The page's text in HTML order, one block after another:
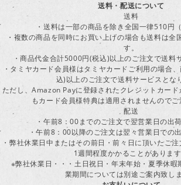
送料・配送について
送料
・送料は一部の商品を除き全国一律510円
・複数の商品を同時にお買い上げの場合も送料は全
す。
・商品代金合計5000円(税込)以上のご注文で送料
・タミヤカード会員様はタミヤカードご利用の場合
込)以上のご注文で送料サービスとな
ただし、Amazon Payに登録されたクレジットカー
もカード会員様特典は適用されませんのでご
配送
・午前8：00までのご注文で翌営業日の出
・午前8：00以降のご注文は翌々営業日での
・弊社休業日中またはその前日・前々日に頂いたご
1週間程度かかることがあります
※弊社休業日・・・土日祝日・年末年始・夏季休暇
業期間については別途ご案内致しま